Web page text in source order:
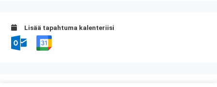
Lisää tapahtuma kalenteriisi